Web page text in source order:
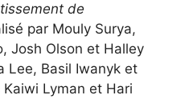
de
par Mouly Surya,
Josh Olson et Halley
Lee, Basil Iwanyk et
Lyman et Hari